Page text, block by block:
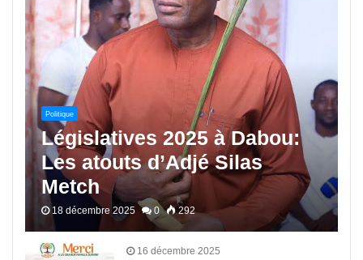
Politique
Législatives 2025 à Dabou:
Les atouts d’Adjé Silas
Metch
18 décembre 2025 0 292
16 décembre 2025